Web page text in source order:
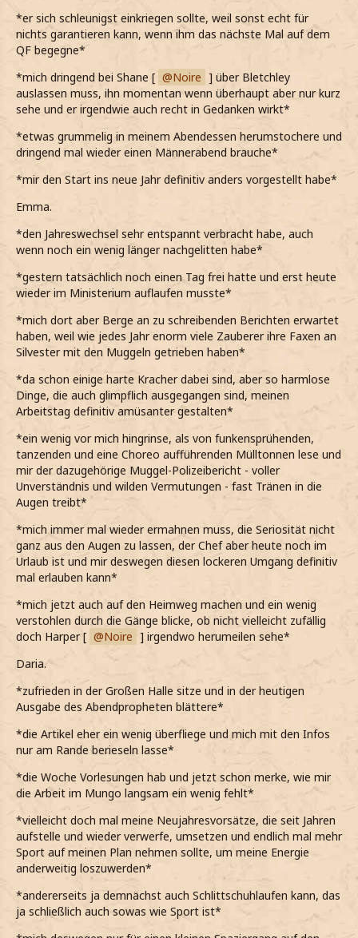
*er sich schleunigst einkriegen sollte, weil sonst echt für
nichts garantieren kann, wenn ihm das nächste Mal auf dem
QF begegne*
*mich dringend bei Shane [
Noire ] über Bletchley
auslassen muss, ihn momentan wenn überhaupt aber nur kurz
sehe und er irgendwie auch recht in Gedanken wirkt*
*etwas grummelig in meinem Abendessen herumstochere und
dringend mal wieder einen Männerabend brauche*
*mir den Start ins neue Jahr definitiv anders vorgestellt habe*
Emma.
*den Jahreswechsel sehr entspannt verbracht habe, auch
wenn noch ein wenig länger nachgelitten habe*
*gestern tatsächlich noch einen Tag frei hatte und erst heute
wieder im Ministerium auflaufen musste*
*mich dort aber Berge an zu schreibenden Berichten erwartet
haben, weil wie jedes Jahr enorm viele Zauberer ihre Faxen an
Silvester mit den Muggeln getrieben haben*
*da schon einige harte Kracher dabei sind, aber so harmlose
Dinge, die auch glimpflich ausgegangen sind, meinen
Arbeitstag definitiv amüsanter gestalten*
*ein wenig vor mich hingrinse, als von funkensprühenden,
tanzenden und eine Choreo aufführenden Mülltonnen lese und
mir der dazugehörige Muggel-Polizeibericht - voller
Unverständnis und wilden Vermutungen - fast Tränen in die
Augen treibt*
*mich immer mal wieder ermahnen muss, die Seriosität nicht
ganz aus den Augen zu lassen, der Chef aber heute noch im
Urlaub ist und mir deswegen diesen lockeren Umgang definitiv
mal erlauben kann*
*mich jetzt auch auf den Heimweg machen und ein wenig
verstohlen durch die Gänge blicke, ob nicht vielleicht zufällig
doch Harper [
Noire ] irgendwo herumeilen sehe*
Daria.
*zufrieden in der Großen Halle sitze und in der heutigen
Ausgabe des Abendpropheten blättere*
*die Artikel eher ein wenig überfliege und mich mit den Infos
nur am Rande berieseln lasse*
*die Woche Vorlesungen hab und jetzt schon merke, wie mir
die Arbeit im Mungo langsam ein wenig fehlt*
*vielleicht doch mal meine Neujahresvorsätze, die seit Jahren
aufstelle und wieder verwerfe, umsetzen und endlich mal mehr
Sport auf meinen Plan nehmen sollte, um meine Energie
anderweitig loszuwerden*
*andererseits ja demnächst auch Schlittschuhlaufen kann, das
ja schließlich auch sowas wie Sport ist*